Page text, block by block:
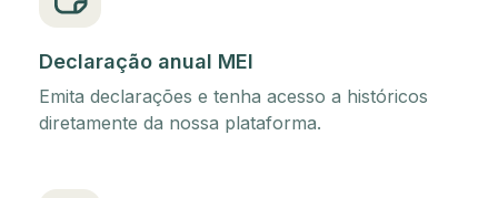
Declaração anual MEI
Emita declarações e tenha acesso a históricos
diretamente da nossa plataforma.